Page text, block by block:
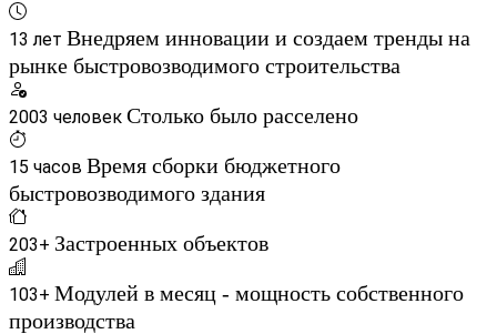
13 лет Внедряем инновации и создаем тренды на
рынке быстровозводимого строительства
2003 человек Столько было расселено
15 часов Время сборки бюджетного
быстровозводимого здания
203+ Застроенных объектов
103+ Модулей в месяц - мощность собственного
производства